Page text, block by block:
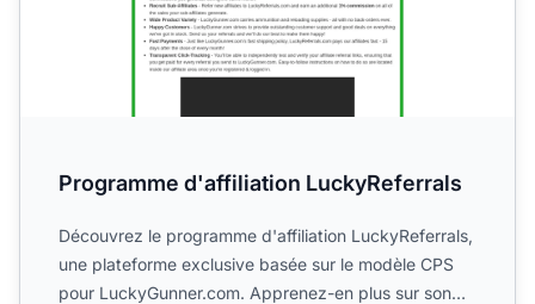
Programme d'affiliation LuckyReferrals
Découvrez le programme d'affiliation LuckyReferrals,
une plateforme exclusive basée sur le modèle CPS
pour LuckyGunner.com. Apprenez-en plus sur son